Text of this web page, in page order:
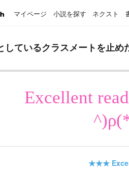
マイページ 小説を探す ネクスト
しているクラスメートを止
Excellent
★★★